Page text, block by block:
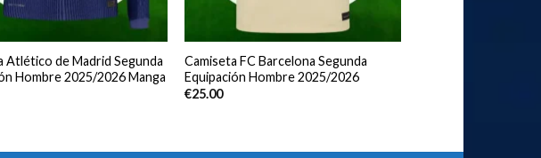
Atlético de Madrid Segunda
Hombre 2025/2026 Manga
Camiseta FC Barcelona Segunda
Equipación Hombre 2025/2026
€25.00